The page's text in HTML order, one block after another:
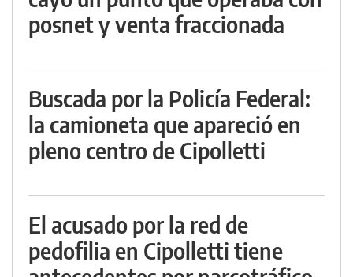
posnet y venta fraccionada
Buscada por la Policía Federal:
la camioneta que apareció en
pleno centro de Cipolletti
El acusado por la red de
pedofilia en Cipolletti tiene